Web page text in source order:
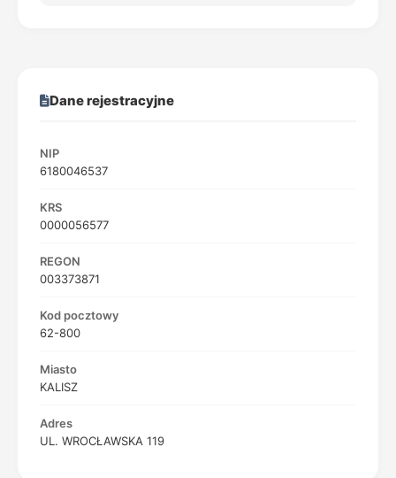
Dane rejestracyjne
NIP
6180046537
KRS
0000056577
REGON
003373871
Kod pocztowy
62-800
Miasto
KALISZ
Adres
UL. WROCŁAWSKA 119